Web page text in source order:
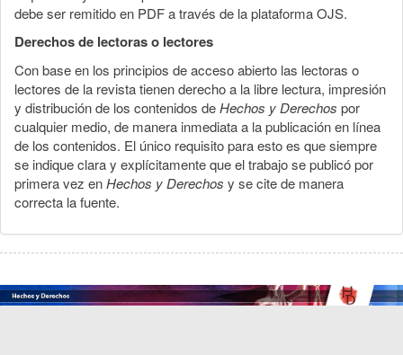
debe ser remitido en PDF a través de la plataforma OJS.
Derechos de lectoras o lectores
Con base en los principios de acceso abierto las lectoras o
lectores de la revista tienen derecho a la libre lectura, impresión
y distribución de los contenidos deHechos y Derechos por
cualquier medio, de manera inmediata a la publicación en línea
de los contenidos. El único requisito para esto es que siempre
se indique clara y explícitamente que el trabajo se publicó por
primera vez enHechos y Derechos y se cite de manera
correcta la fuente.